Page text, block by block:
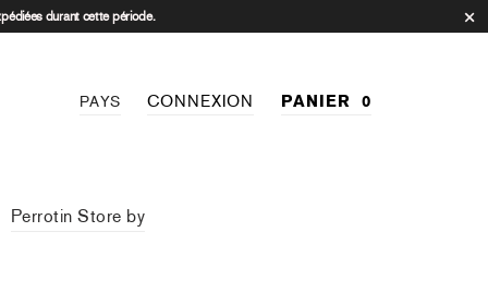
durant cette période.
PAYS CONNEXION PANIER 0
Perrotin Store by